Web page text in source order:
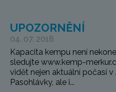
UPOZORNĚNÍ
04. 07. 2018
Kapacita kempu není
sledujte www.kemp-
vidět nejen aktuální počasí
Pasohlávky, ale i...